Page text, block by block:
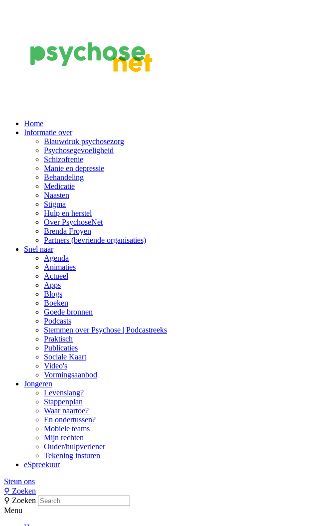
Main
Navigation
Home
Informatie over
Blauwdruk psychosezorg
Psychosegevoeligheid
Schizofrenie
Manie en depressie
Behandeling
Medicatie
Naasten
Stigma
Hulp en herstel
Over PsychoseNet
Brenda Froyen
Partners (bevriende organisaties)
Snel naar
Agenda
Animaties
Actueel
Apps
Blogs
Boeken
Goede bronnen
Podcasts
Stemmen over Psychose | Podcastreeks
Praktisch
Publicaties
Sociale Kaart
Video's
Vormingsaanbod
Jongeren
Levenslang?
Stappenplan
Waar naartoe?
En ondertussen?
Mobiele teams
Mijn rechten
Ouder/hulpverlener
Tekening insturen
eSpreekuur
Steun ons
⚲ Zoeken
⚲ Zoeken
Menu